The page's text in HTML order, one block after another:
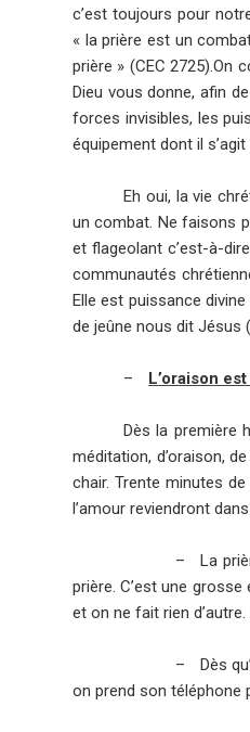
c’est toujours pour
« la prière est un
prière » (CEC 2725).On
Dieu vous donne, afin
forces invisibles, les
équipement dont il
Eh oui, la vie
un combat. Ne faisons
et flageolant c’est-à-
communautés
Elle est puissance
de jeûne nous dit Jésus
– L’oraison
Dès la première
méditation, d’oraison,
chair. Trente minutes
l’amour reviendront
–La
prière. C’est une
et on ne fait rien d’autre.
– Dès
on prend son téléphone